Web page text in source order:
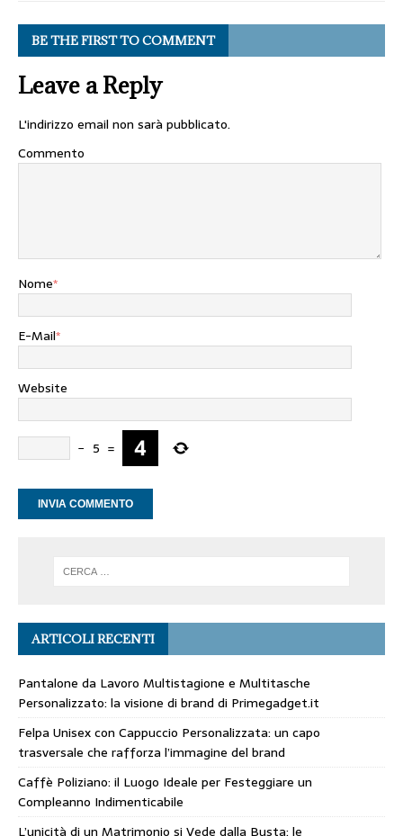
BE THE FIRST TO COMMENT
Leave a Reply
L'indirizzo email non sarà pubblicato.
Commento
Nome*
E-Mail*
Website
− 5 =
ARTICOLI RECENTI
Pantalone da Lavoro Multistagione e Multitasche
Personalizzato: la visione di brand di Primegadget.it
Felpa Unisex con Cappuccio Personalizzata: un capo
trasversale che rafforza l’immagine del brand
Caffè Poliziano: il Luogo Ideale per Festeggiare un
Compleanno Indimenticabile
L’unicità di un Matrimonio si Vede dalla Busta: le